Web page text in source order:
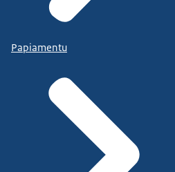
Papiamentu